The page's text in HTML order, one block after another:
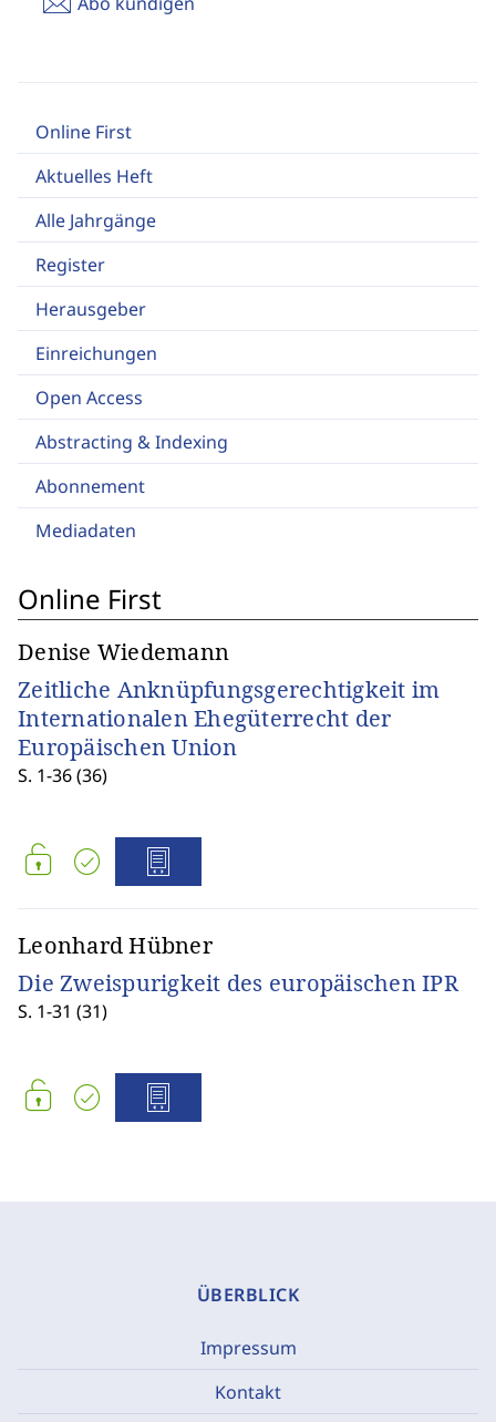
Online First
Aktuelles Heft
Alle Jahrgänge
Register
Herausgeber
Einreichungen
Open Access
Abstracting & Indexing
Abonnement
Mediadaten
Online First
Denise Wiedemann
Zeitliche Anknüpfungsgerechtigkeit im
Internationalen Ehegüterrecht der
Europäischen Union
S. 1-36 (36)
Leonhard Hübner
Die Zweispurigkeit des europäischen IPR
S. 1-31 (31)
ÜBERBLICK
Impressum
Kontakt